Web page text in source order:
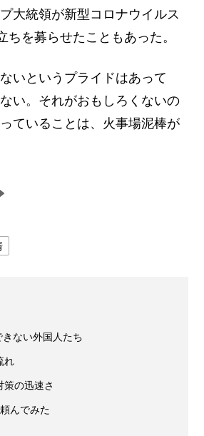
大統領が新型コロナウイルス
ちを募らせたこともあった。
いというプライドはあって
い。それがおもしろくないの
ていることは、火事場泥棒が
ない外国人たち
れ
の迅速さ
んでみた